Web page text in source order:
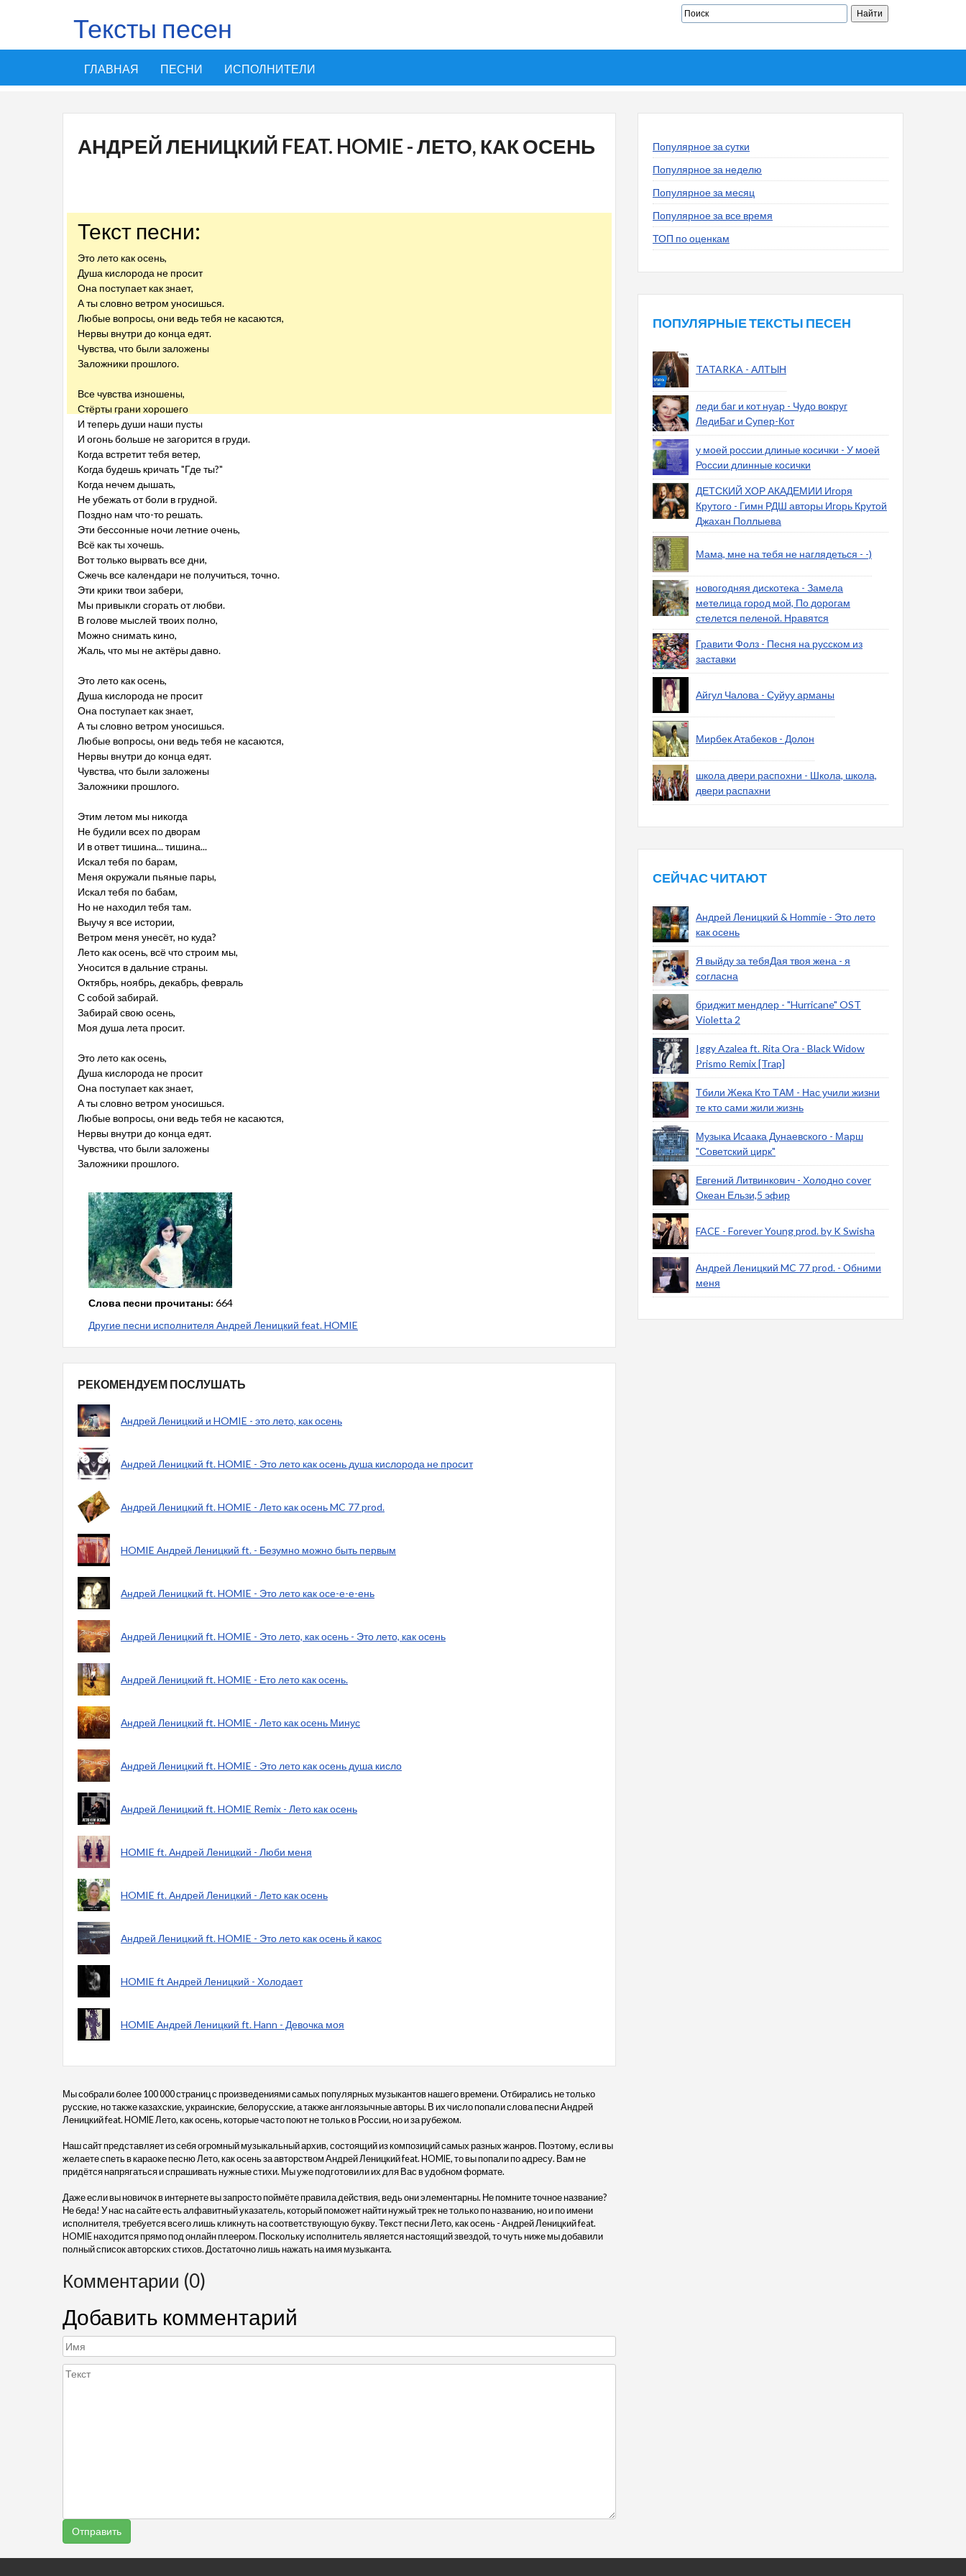
Тексты песен
ГЛАВНАЯ ПЕСНИ ИСПОЛНИТЕЛИ
АНДРЕЙ ЛЕНИЦКИЙ FEAT. HOMIE - ЛЕТО, КАК ОСЕНЬ
Текст песни:
Это лето как осень,
Душа кислорода не просит
Она поступает как знает,
А ты словно ветром уносишься.
Любые вопросы, они ведь тебя не касаются,
Нервы внутри до конца едят.
Чувства, что были заложены
Заложники прошлого.
Все чувства изношены,
Стёрты грани хорошего
И теперь души наши пусты
И огонь больше не загорится в груди.
Когда встретит тебя ветер,
Когда будешь кричать "Где ты?"
Когда нечем дышать,
Не убежать от боли в грудной.
Поздно нам что-то решать.
Эти бессонные ночи летние очень,
Всё как ты хочешь.
Вот только вырвать все дни,
Сжечь все календари не получиться, точно.
Эти крики твои забери,
Мы привыкли сгорать от любви.
В голове мыслей твоих полно,
Можно снимать кино,
Жаль, что мы не актёры давно.
Это лето как осень,
Душа кислорода не просит
Она поступает как знает,
А ты словно ветром уносишься.
Любые вопросы, они ведь тебя не касаются,
Нервы внутри до конца едят.
Чувства, что были заложены
Заложники прошлого.
Этим летом мы никогда
Не будили всех по дворам
И в ответ тишина... тишина...
Искал тебя по барам,
Меня окружали пьяные пары,
Искал тебя по бабам,
Но не находил тебя там.
Выучу я все истории,
Ветром меня унесёт, но куда?
Лето как осень, всё что строим мы,
Уносится в дальние страны.
Октябрь, ноябрь, декабрь, февраль
С собой забирай.
Забирай свою осень,
Моя душа лета просит.
Это лето как осень,
Душа кислорода не просит
Она поступает как знает,
А ты словно ветром уносишься.
Любые вопросы, они ведь тебя не касаются,
Нервы внутри до конца едят.
Чувства, что были заложены
Заложники прошлого.
Слова песни прочитаны: 664
Другие песни исполнителя Андрей Леницкий feat. HOMIE
РЕКОМЕНДУЕМ ПОСЛУШАТЬ
Андрей Леницкий и HOMIE - это лето, как осень
Андрей Леницкий ft. HOMIE - Это лето как осень душа кислорода не просит
Андрей Леницкий ft. HOMIE - Лето как осень MC 77 prod.
HOMIE Андрей Леницкий ft. - Безумно можно быть первым
Андрей Леницкий ft. HOMIE - Это лето как осе-е-е-ень
Андрей Леницкий ft. HOMIE - Это лето, как осень - Это лето, как осень
Андрей Леницкий ft. HOMIE - Ето лето как осень.
Андрей Леницкий ft. HOMIE - Лето как осень Минус
Андрей Леницкий ft. HOMIE - Это лето как осень душа кисло
Андрей Леницкий ft. HOMIE Remix - Лето как осень
HOMIE ft. Андрей Леницкий - Люби меня
HOMIE ft. Андрей Леницкий - Лето как осень
Андрей Леницкий ft. HOMIE - Это лето как осень й какос
HOMIE ft Андрей Леницкий - Холодает
HOMIE Андрей Леницкий ft. Hann - Девочка моя
Мы собрали более 100 000 страниц с произведениями самых популярных музыкантов нашего времени. Отбирались не только
русские, но также казахские, украинские, белорусские, а также англоязычные авторы. В их число попали слова песни Андрей
Леницкий feat. HOMIE Лето, как осень, которые часто поют не только в России, но и за рубежом.
Наш сайт представляет из себя огромный музыкальный архив, состоящий из композиций самых разных жанров. Поэтому, если вы
желаете спеть в караоке песню Лето, как осень за авторством Андрей Леницкий feat. HOMIE, то вы попали по адресу. Вам не
придётся напрягаться и спрашивать нужные стихи. Мы уже подготовили их для Вас в удобном формате.
Даже если вы новичок в интернете вы запросто поймёте правила действия, ведь они элементарны. Не помните точное название?
Не беда! У нас на сайте есть алфавитный указатель, который поможет найти нужый трек не только по названию, но и по имени
исполнителя, требуется всего лишь кликнуть на соответствующую букву. Текст песни Лето, как осень - Андрей Леницкий feat.
HOMIE находится прямо под онлайн плеером. Поскольку исполнитель является настоящий звездой, то чуть ниже мы добавили
полный список авторских стихов. Достаточно лишь нажать на имя музыканта.
Комментарии (0)
Добавить комментарий
Популярное за сутки
Популярное за неделю
Популярное за месяц
Популярное за все время
ТОП по оценкам
ПОПУЛЯРНЫЕ ТЕКСТЫ ПЕСЕН
TATARKA - АЛТЫН
леди баг и кот нуар - Чудо вокруг
ЛедиБаг и Супер-Кот
у моей россии длиные косички - У моей
России длинные косички
ДЕТСКИЙ ХОР АКАДЕМИИ Игоря
Крутого - Гимн РДШ авторы Игорь Крутой
Джахан Поллыева
Мама, мне на тебя не наглядеться - -)
новогодняя дискотека - Замела
метелица город мой, По дорогам
стелется пеленой. Нравятся
Гравити Фолз - Песня на русском из
заставки
Айгул Чалова - Суйуу арманы
Мирбек Атабеков - Долон
школа двери распохни - Школа, школа,
двери распахни
СЕЙЧАС ЧИТАЮТ
Андрей Леницкий & Hommie - Это лето
как осень
Я выйду за тебяДая твоя жена - я
согласна
бриджит мендлер - "Hurricane" OST
Violetta 2
Iggy Azalea ft. Rita Ora - Black Widow
Prismo Remix [Trap]
Тбили Жека Кто ТАМ - Нас учили жизни
те кто сами жили жизнь
Музыка Исаака Дунаевского - Марш
"Советский цирк"
Евгений Литвинкович - Холодно cover
Океан Ельзи,5 эфир
FACE - Forever Young prod. by K Swisha
Андрей Леницкий MC 77 prod. - Обними
меня